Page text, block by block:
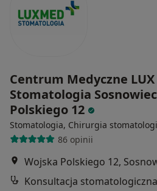
Centrum Medyczne LUX
Stomatologia
Polskiego 12
Stomatologia, Chirurgia
86 opinii
Wojska Polskiego 12,
Konsultacja stomatologiczna